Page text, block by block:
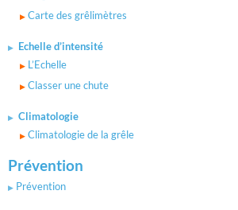
Carte des grêlimètres
Echelle d’intensité
L’Echelle
Classer une chute
Climatologie
Climatologie de la grêle
Prévention
Prévention